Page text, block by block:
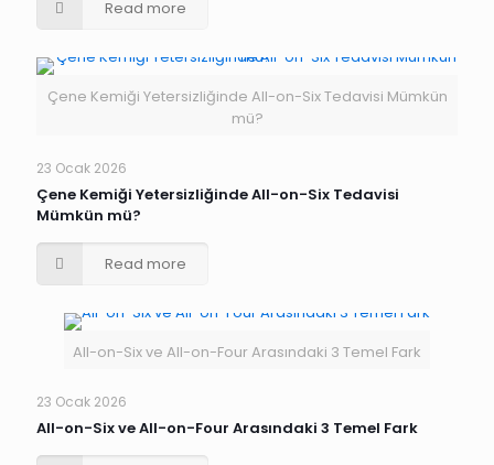
Read more
Çene Kemiği Yetersizliğinde All-on-Six Tedavisi Mümkün
mü?
23 Ocak 2026
Çene Kemiği Yetersizliğinde All-on-Six Tedavisi
Mümkün mü?
Read more
All-on-Six ve All-on-Four Arasındaki 3 Temel Fark
23 Ocak 2026
All-on-Six ve All-on-Four Arasındaki 3 Temel Fark